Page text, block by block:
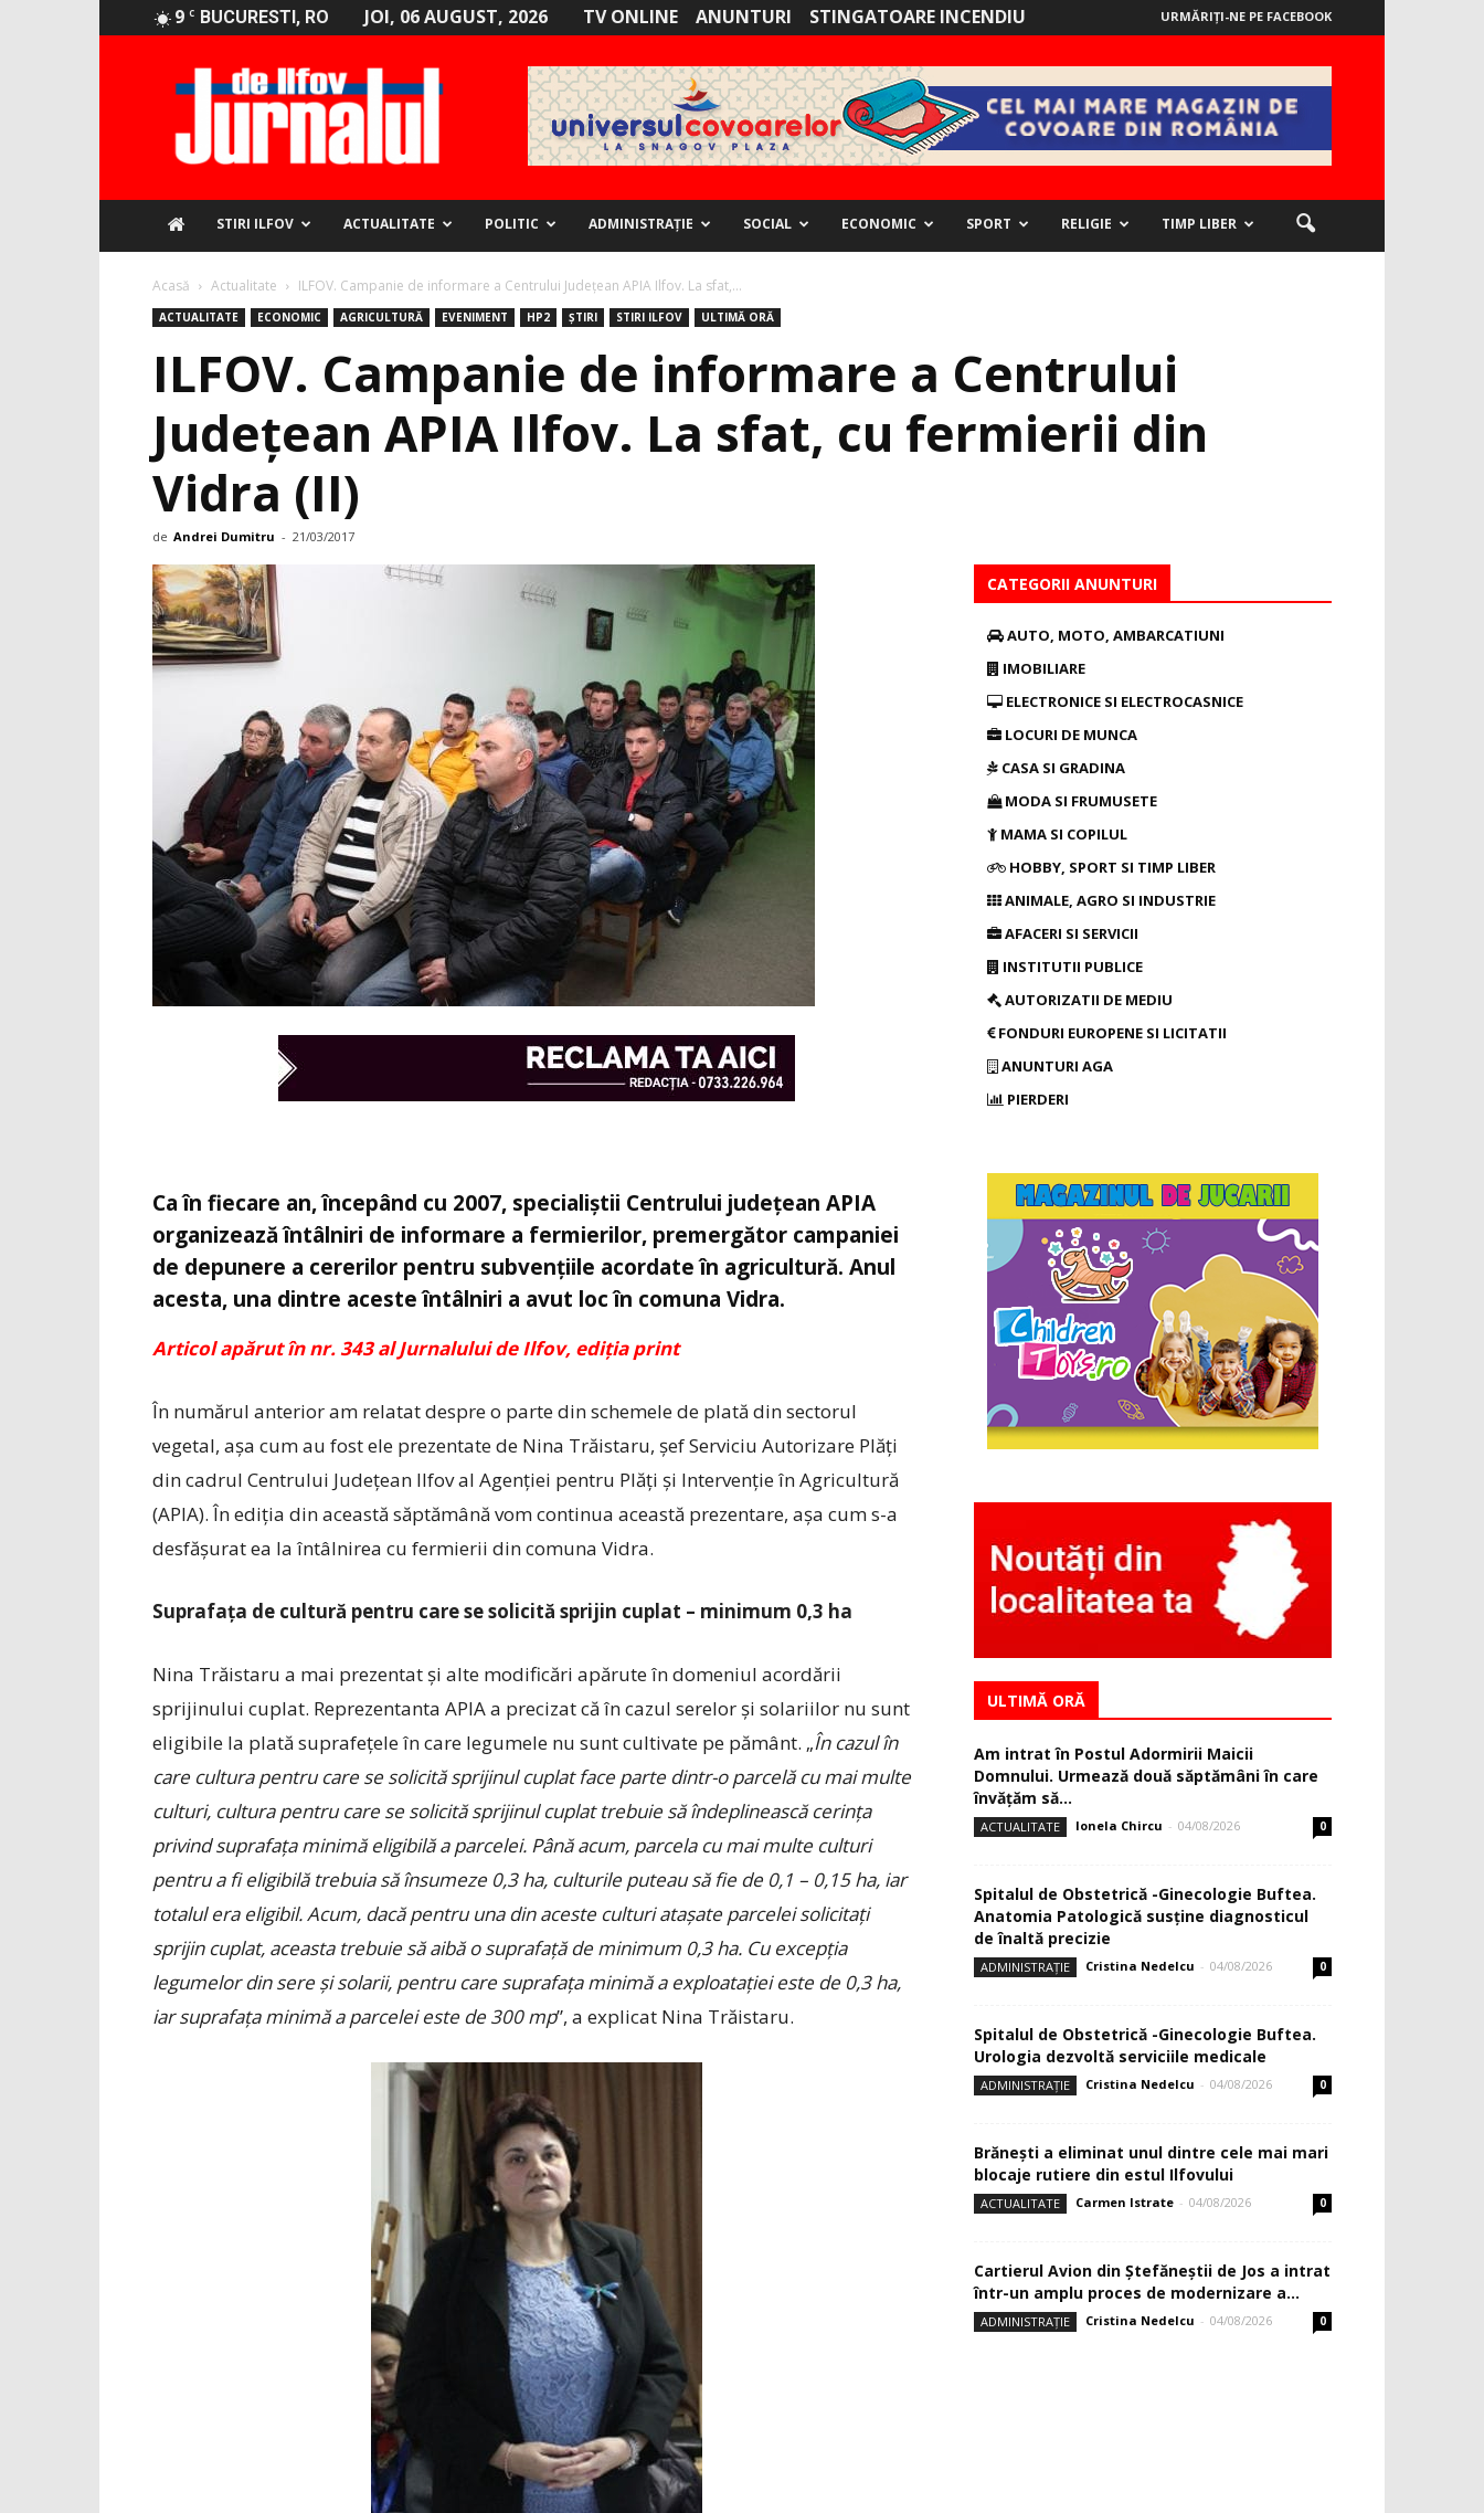
9 C BUCURESTI, RO JOI, 06 AUGUST, 2026 TV ONLINE ANUNTURI STINGATOARE INCENDIU URMĂRIȚI-NE PE FACEBOOK
STIRI ILFOV ACTUALITATE POLITIC ADMINISTRAȚIE SOCIAL ECONOMIC SPORT RELIGIE TIMP LIBER
Acasă Actualitate ILFOV. Campanie de informare a Centrului Judeţean APIA Ilfov. La sfat,...
ACTUALITATE ECONOMIC AGRICULTURĂ EVENIMENT HP2 ȘTIRI STIRI ILFOV ULTIMĂ ORĂ
ILFOV. Campanie de informare a Centrului
Judeţean APIA Ilfov. La sfat, cu fermierii din
Vidra (II)
de Andrei Dumitru - 21/03/2017
Ca în fiecare an, începând cu 2007, specialiștii Centrului județean APIA
organizează întâlniri de informare a fermierilor, premergător campaniei
de depunere a cererilor pentru subvențiile acordate în agricultură. Anul
acesta, una dintre aceste întâlniri a avut loc în comuna Vidra.
Articol apărut în nr. 343 al Jurnalului de Ilfov, ediția print
În numărul anterior am relatat despre o parte din schemele de plată din sectorul
vegetal, așa cum au fost ele prezentate de Nina Trăistaru, șef Serviciu Autorizare Plăți
din cadrul Centrului Județean Ilfov al Agenției pentru Plăți și Intervenție în Agricultură
(APIA). În ediția din această săptămână vom continua această prezentare, așa cum s-a
desfășurat ea la întâlnirea cu fermierii din comuna Vidra.
Suprafața de cultură pentru care se solicită sprijin cuplat – minimum 0,3 ha
Nina Trăistaru a mai prezentat și alte modificări apărute în domeniul acordării
sprijinului cuplat. Reprezentanta APIA a precizat că în cazul serelor și solariilor nu sunt
eligibile la plată suprafețele în care legumele nu sunt cultivate pe pământ. „În cazul în
care cultura pentru care se solicită sprijinul cuplat face parte dintr-o parcelă cu mai multe
culturi, cultura pentru care se solicită sprijinul cuplat trebuie să îndeplinească cerința
privind suprafața minimă eligibilă a parcelei. Până acum, parcela cu mai multe culturi
pentru a fi eligibilă trebuia să însumeze 0,3 ha, culturile puteau să fie de 0,1 – 0,15 ha, iar
totalul era eligibil. Acum, dacă pentru una din aceste culturi atașate parcelei solicitați
sprijin cuplat, aceasta trebuie să aibă o suprafață de minimum 0,3 ha. Cu excepția
legumelor din sere și solarii, pentru care suprafața minimă a exploatației este de 0,3 ha,
iar suprafața minimă a parcelei este de 300 mp”, a explicat Nina Trăistaru.
CATEGORII ANUNTURI
AUTO, MOTO, AMBARCATIUNI
IMOBILIARE
ELECTRONICE SI ELECTROCASNICE
LOCURI DE MUNCA
CASA SI GRADINA
MODA SI FRUMUSETE
MAMA SI COPILUL
HOBBY, SPORT SI TIMP LIBER
ANIMALE, AGRO SI INDUSTRIE
AFACERI SI SERVICII
INSTITUTII PUBLICE
AUTORIZATII DE MEDIU
FONDURI EUROPENE SI LICITATII
ANUNTURI AGA
PIERDERI
ULTIMĂ ORĂ
Am intrat în Postul Adormirii Maicii
Domnului. Urmează două săptămâni în care
învăţăm să...
ACTUALITATE Ionela Chircu - 04/08/2026 0
Spitalul de Obstetrică -Ginecologie Buftea.
Anatomia Patologică susţine diagnosticul
de înaltă precizie
ADMINISTRAȚIE Cristina Nedelcu - 04/08/2026 0
Spitalul de Obstetrică -Ginecologie Buftea.
Urologia dezvoltă serviciile medicale
ADMINISTRAȚIE Cristina Nedelcu - 04/08/2026 0
Brănești a eliminat unul dintre cele mai mari
blocaje rutiere din estul Ilfovului
ACTUALITATE Carmen Istrate - 04/08/2026 0
Cartierul Avion din Ştefăneştii de Jos a intrat
într-un amplu proces de modernizare a...
ADMINISTRAȚIE Cristina Nedelcu - 04/08/2026 0